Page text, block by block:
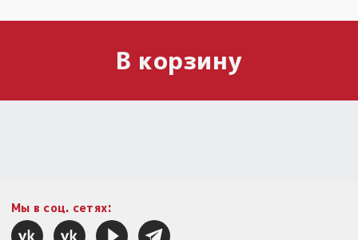
В корзину
Мы в соц. сетях: